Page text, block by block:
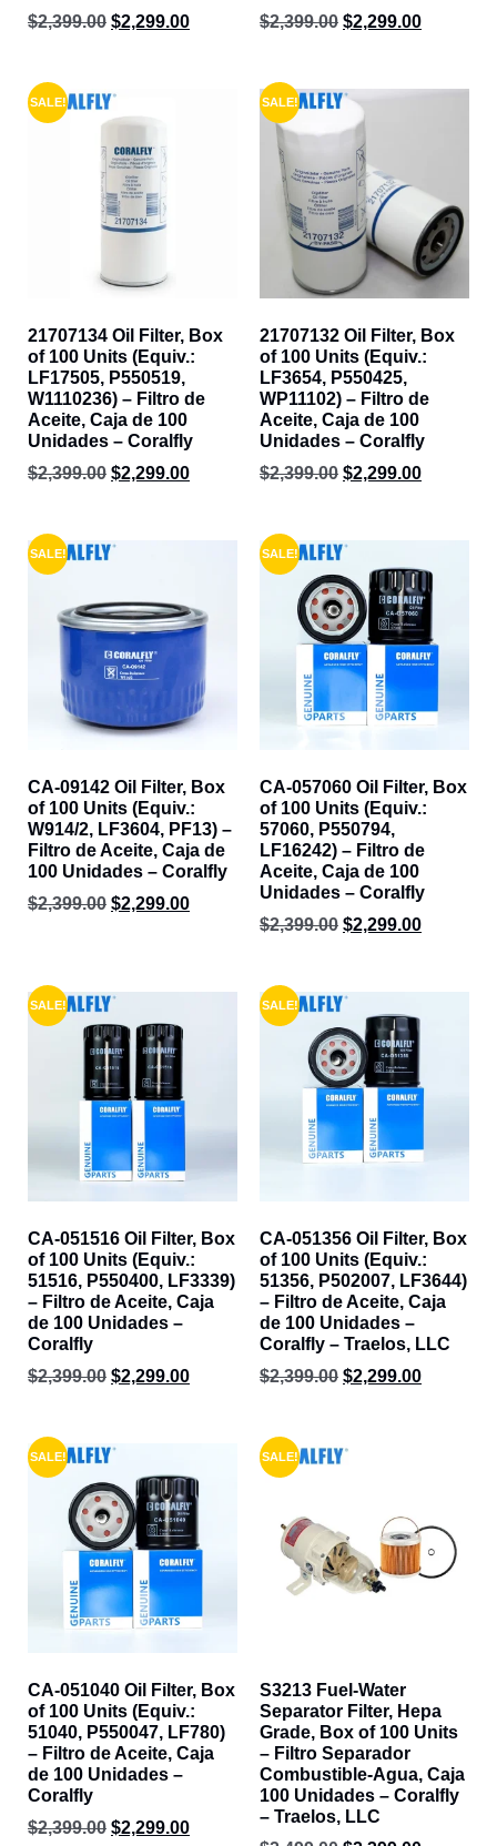
$2,399.00 $2,299.00
$2,399.00 $2,299.00
SALE!
21707134 Oil Filter, Box
of 100 Units (Equiv.:
LF17505, P550519,
W1110236) – Filtro de
Aceite, Caja de 100
Unidades – Coralfly
$2,399.00 $2,299.00
SALE!
21707132 Oil Filter, Box
of 100 Units (Equiv.:
LF3654, P550425,
WP11102) – Filtro de
Aceite, Caja de 100
Unidades – Coralfly
$2,399.00 $2,299.00
SALE!
CA-09142 Oil Filter, Box
of 100 Units (Equiv.:
W914/2, LF3604, PF13) –
Filtro de Aceite, Caja de
100 Unidades – Coralfly
$2,399.00 $2,299.00
SALE!
CA-057060 Oil Filter, Box
of 100 Units (Equiv.:
57060, P550794,
LF16242) – Filtro de
Aceite, Caja de 100
Unidades – Coralfly
$2,399.00 $2,299.00
SALE!
CA-051516 Oil Filter, Box
of 100 Units (Equiv.:
51516, P550400, LF3339)
– Filtro de Aceite, Caja
de 100 Unidades –
Coralfly
$2,399.00 $2,299.00
SALE!
CA-051356 Oil Filter, Box
of 100 Units (Equiv.:
51356, P502007, LF3644)
– Filtro de Aceite, Caja
de 100 Unidades –
Coralfly – Traelos, LLC
$2,399.00 $2,299.00
SALE!
CA-051040 Oil Filter, Box
of 100 Units (Equiv.:
51040, P550047, LF780)
– Filtro de Aceite, Caja
de 100 Unidades –
Coralfly
$2,399.00 $2,299.00
SALE!
S3213 Fuel-Water
Separator Filter, Hepa
Grade, Box of 100 Units
– Filtro Separador
Combustible-Agua, Caja
100 Unidades – Coralfly
– Traelos, LLC